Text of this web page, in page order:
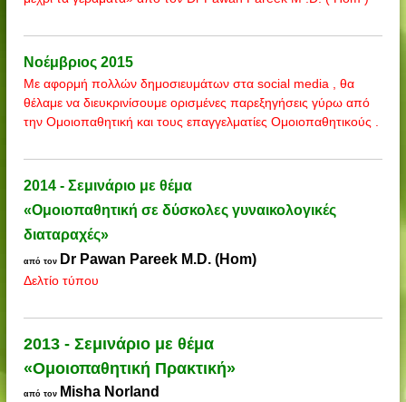
Νοέμβριος 2015
Με αφορμή πολλών δημοσιευμάτων στα social media , θα
θέλαμε να διευκρινίσουμε ορισμένες παρεξηγήσεις γύρω από
την Ομοιοπαθητική και τους επαγγελματίες Ομοιοπαθητικούς .
2014 - Σεμινάριο με θέμα
«Ομοιοπαθητική σε δύσκολες γυναικολογικές
διαταραχές»
από τον Dr Pawan Pareek M.D. (Hom)
Δελτίο τύπου
2013 - Σεμινάριο με θέμα
«Ομοιοπαθητική Πρακτική»
από τον Misha Norland